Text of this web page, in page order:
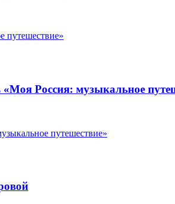
«Моя Россия: музыкальное